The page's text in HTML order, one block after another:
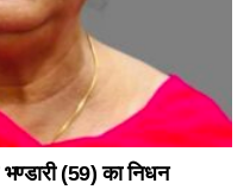
(59) का निधन